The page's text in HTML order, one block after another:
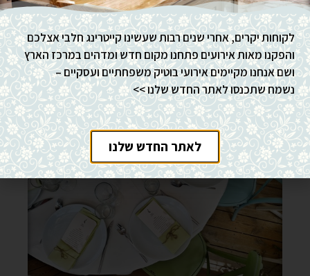
לקוחות יקרים, אחרי שנים רבות שעשינו קייטרינג חלבי אצלכם
והפקנו מאות אירועים פתחנו מקום חדש ומדהים במרכז הארץ
ושם אנחנו מקיימים אירועי בוטיק משפחתיים ועסקיים –
נשמח שתכנסו לאתר החדש שלנו >>
לאתר החדש שלנו